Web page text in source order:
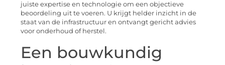
juiste expertise en technologie om een objectieve
beoordeling uit te voeren. U krijgt helder inzicht in de
staat van de infrastructuur en ontvangt gericht advies
voor onderhoud of herstel.
Een bouwkundig